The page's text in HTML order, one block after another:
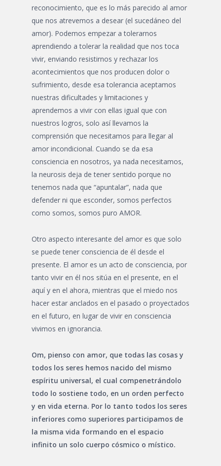
reconocimiento, que es lo más parecido al amor
que nos atrevemos a desear (el sucedáneo del
amor). Podemos empezar a tolerarnos
aprendiendo a tolerar la realidad que nos toca
vivir, enviando resistirnos y rechazar los
acontecimientos que nos producen dolor o
sufrimiento, desde esa tolerancia aceptamos
nuestras dificultades y limitaciones y
aprendemos a vivir con ellas igual que con
nuestros logros, solo así llevamos la
comprensión que necesitamos para llegar al
amor incondicional. Cuando se da esa
consciencia en nosotros, ya nada necesitamos,
la neurosis deja de tener sentido porque no
tenemos nada que “apuntalar”, nada que
defender ni que esconder, somos perfectos
como somos, somos puro AMOR.
Otro aspecto interesante del amor es que solo
se puede tener consciencia de él desde el
presente. El amor es un acto de consciencia, por
tanto vivir en él nos sitúa en el presente, en el
aquí y en el ahora, mientras que el miedo nos
hacer estar anclados en el pasado o proyectados
en el futuro, en lugar de vivir en consciencia
vivimos en ignorancia.
Om, pienso con amor, que todas las cosas y
todos los seres hemos nacido del mismo
espíritu universal, el cual compenetrándolo
todo lo sostiene todo, en un orden perfecto
y en vida eterna. Por lo tanto todos los seres
inferiores como superiores participamos de
la misma vida formando en el espacio
infinito un solo cuerpo cósmico o místico.